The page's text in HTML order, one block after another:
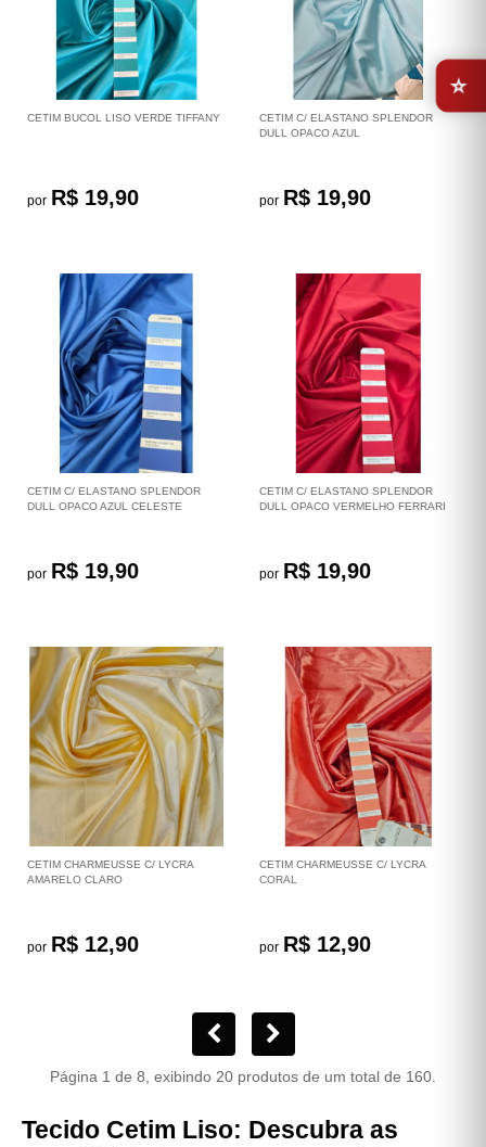
CETIM BUCOL LISO VERDE TIFFANY
por R$ 19,90
CETIM C/ ELASTANO SPLENDOR
DULL OPACO AZUL
por R$ 19,90
CETIM C/ ELASTANO SPLENDOR
DULL OPACO AZUL CELESTE
por R$ 19,90
CETIM C/ ELASTANO SPLENDOR
DULL OPACO VERMELHO FERRARI
por R$ 19,90
CETIM CHARMEUSSE C/ LYCRA
AMARELO CLARO
por R$ 12,90
CETIM CHARMEUSSE C/ LYCRA
CORAL
por R$ 12,90
Página 1 de 8, exibindo 20 produtos de um total de 160.
Tecido Cetim Liso: Descubra as
⭐